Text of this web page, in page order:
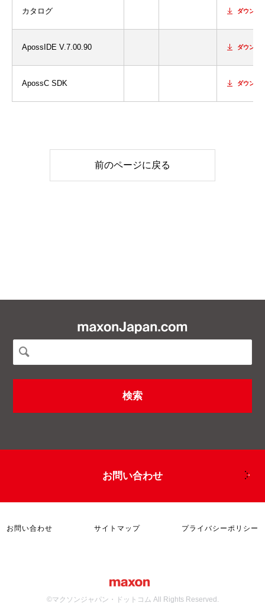
カタログ ダウンロ
ApossIDE V.7.00.90 ダウンロ
ApossC SDK ダウンロ
前のページに戻る
お問い合わせ
お問い合わせ サイトマップ プライバシーポリシー
©マクソンジャパン・ドットコム All Rights Reserved.